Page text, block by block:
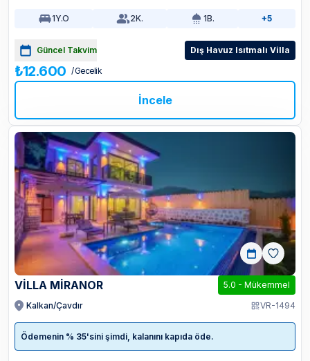
1Y.O 2K. 1B. +5
Güncel Takvim Dış Havuz Isıtmalı Villa
₺12.600 / Gecelik
İncele
VİLLA MİRANOR 5.0 - Mükemmel
Kalkan/Çavdır
VR-1494
Ödemenin % 35'sini şimdi, kalanını kapıda öde.